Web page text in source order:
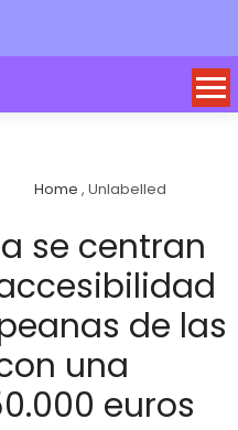
Home , Unlabelled
se centran
de las
una
euros